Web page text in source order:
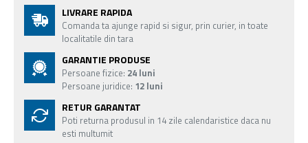
LIVRARE RAPIDA
Comanda ta ajunge rapid si sigur, prin curier, in toate
localitatile din tara
GARANTIE PRODUSE
Persoane fizice: 24 luni
Persoane juridice: 12 luni
RETUR GARANTAT
Poti returna produsul in 14 zile calendaristice daca nu
esti multumit